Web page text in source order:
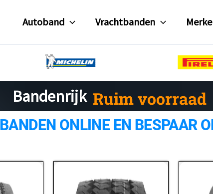
Autoband Vrachtbanden
Bandenrijk Ruim voorraad
ONLINE EN BESPAAR